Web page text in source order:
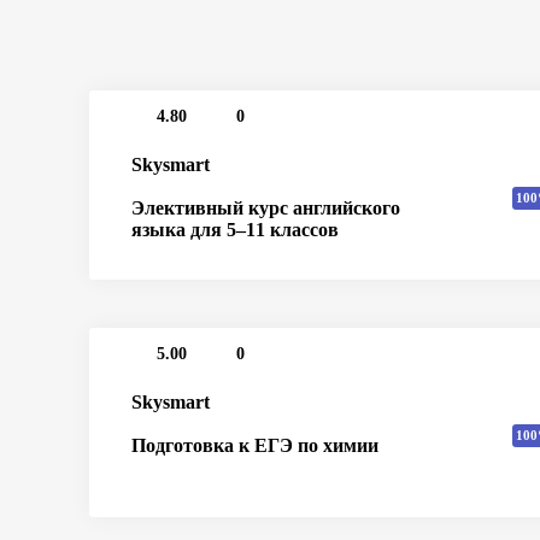
4.80 0
Skysmart
Элективный курс английского
языка для 5–11 классов
5.00 0
Skysmart
Подготовка к ЕГЭ по химии